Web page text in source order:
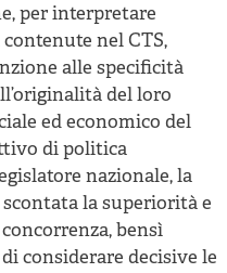
per interpretare
nel CTS,
alle specificità
del loro
ed economico del
di politica
nazionale, la
la superiorità e
bensì
considerare decisive le